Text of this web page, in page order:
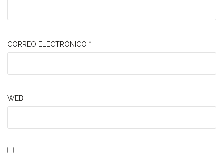
CORREO ELECTRÓNICO *
WEB